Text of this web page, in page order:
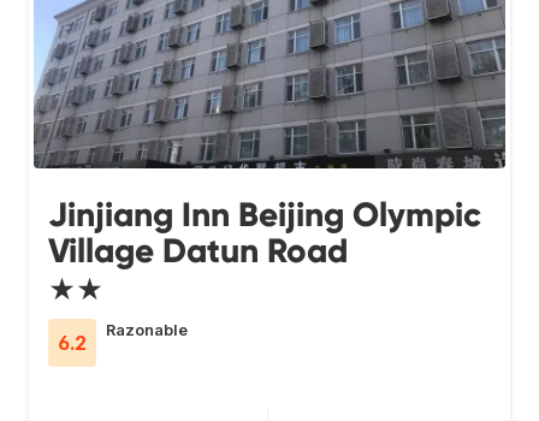
Jinjiang Inn Beijing Olympic
Village Datun Road
★★
6.2
Razonable